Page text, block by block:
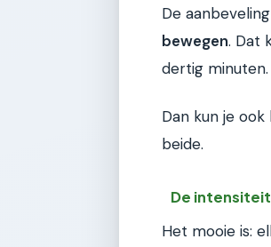
De
bewegen. Dat
dertig
Dan kun je
beide.
De
Het mooie is: